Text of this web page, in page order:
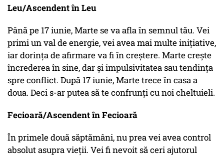
Leu/Ascendent în Leu
Până pe 17 iunie, Marte se va afla în semnul tău. Vei
primi un val de energie, vei avea mai multe inițiative,
iar dorința de afirmare va fi în creștere. Marte crește
încrederea în sine, dar și impulsivitatea sau tendința
spre conflict. După 17 iunie, Marte trece în casa a
doua. Deci s-ar putea să te confrunți cu noi cheltuieli.
Fecioară/Ascendent în Fecioară
În primele două săptămâni, nu prea vei avea control
absolut asupra vieții. Vei fi nevoit să ceri ajutorul